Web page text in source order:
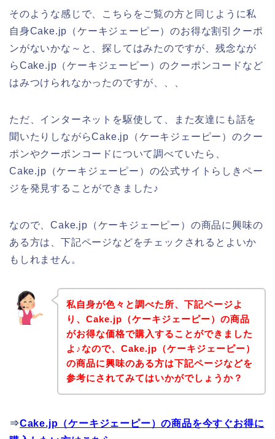
そのような感じで、こちらをご覧の方と同じように私
自身Cake.jp（ケーキジェーピー）のお得な割引クーポ
ンがないかな～と、探してはみたのですが、残念なが
らCake.jp（ケーキジェーピー）のクーポンコードなど
はみつけられなかったのですが、、、
ただ、インターネットを駆使して、また友達にも話を
聞いたりしながらCake.jp（ケーキジェーピー）のクー
ポンやクーポンコードについて調べていたら、
Cake.jp（ケーキジェーピー）の公式サイトらしきペー
ジを発見することができました♪
なので、Cake.jp（ケーキジェーピー）の商品に興味の
ある方は、下記ページなどをチェックされるとよいか
もしれません。
私自身が色々と調べた所、下記ページよ
り、Cake.jp（ケーキジェーピー）の商品
がお得な価格で購入することができました
よ♪なので、Cake.jp（ケーキジェーピー）
の商品に興味のある方は下記ページなどを
参考にされてみてはいかがでしょうか？
⇒Cake.jp（ケーキジェーピー）の商品を今すぐお得に